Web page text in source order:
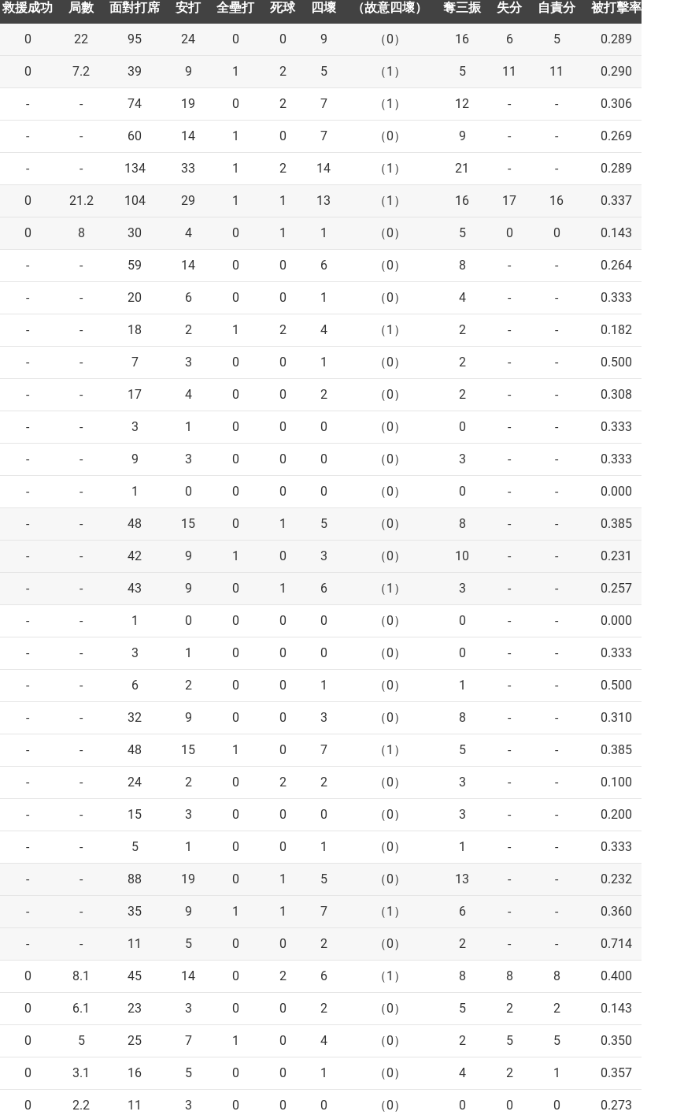
救援成功 局數 面對打席 安打 全壘打 死球 四壞 （故意四壞） 奪三振 失分 自責分 被打擊率
救援成功 局數 面對打席 安打 全壘打 死球 四壞 （故意四壞） 奪三振 失分 自責分 被打擊率
0 22 95 24 0 0 9 （0） 16 6 5 0.289
0 7.2 39 9 1 2 5 （1） 5 11 11 0.290
- - 74 19 0 2 7 （1） 12 - - 0.306
- - 60 14 1 0 7 （0） 9 - - 0.269
- - 134 33 1 2 14 （1） 21 - - 0.289
0 21.2 104 29 1 1 13 （1） 16 17 16 0.337
0 8 30 4 0 1 1 （0） 5 0 0 0.143
- - 59 14 0 0 6 （0） 8 - - 0.264
- - 20 6 0 0 1 （0） 4 - - 0.333
- - 18 2 1 2 4 （1） 2 - - 0.182
- - 7 3 0 0 1 （0） 2 - - 0.500
- - 17 4 0 0 2 （0） 2 - - 0.308
- - 3 1 0 0 0 （0） 0 - - 0.333
- - 9 3 0 0 0 （0） 3 - - 0.333
- - 1 0 0 0 0 （0） 0 - - 0.000
- - 48 15 0 1 5 （0） 8 - - 0.385
- - 42 9 1 0 3 （0） 10 - - 0.231
- - 43 9 0 1 6 （1） 3 - - 0.257
- - 1 0 0 0 0 （0） 0 - - 0.000
- - 3 1 0 0 0 （0） 0 - - 0.333
- - 6 2 0 0 1 （0） 1 - - 0.500
- - 32 9 0 0 3 （0） 8 - - 0.310
- - 48 15 1 0 7 （1） 5 - - 0.385
- - 24 2 0 2 2 （0） 3 - - 0.100
- - 15 3 0 0 0 （0） 3 - - 0.200
- - 5 1 0 0 1 （0） 1 - - 0.333
- - 88 19 0 1 5 （0） 13 - - 0.232
- - 35 9 1 1 7 （1） 6 - - 0.360
- - 11 5 0 0 2 （0） 2 - - 0.714
0 8.1 45 14 0 2 6 （1） 8 8 8 0.400
0 6.1 23 3 0 0 2 （0） 5 2 2 0.143
0 5 25 7 1 0 4 （0） 2 5 5 0.350
0 3.1 16 5 0 0 1 （0） 4 2 1 0.357
0 2.2 11 3 0 0 0 （0） 0 0 0 0.273